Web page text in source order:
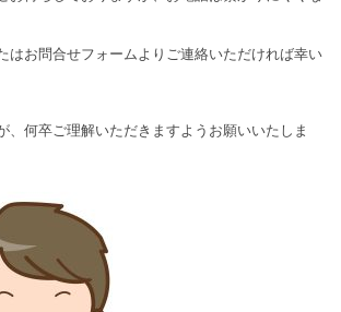
はお問合せフォームよりご連絡いただければ幸い
、何卒ご理解いただきますようお願いいたしま